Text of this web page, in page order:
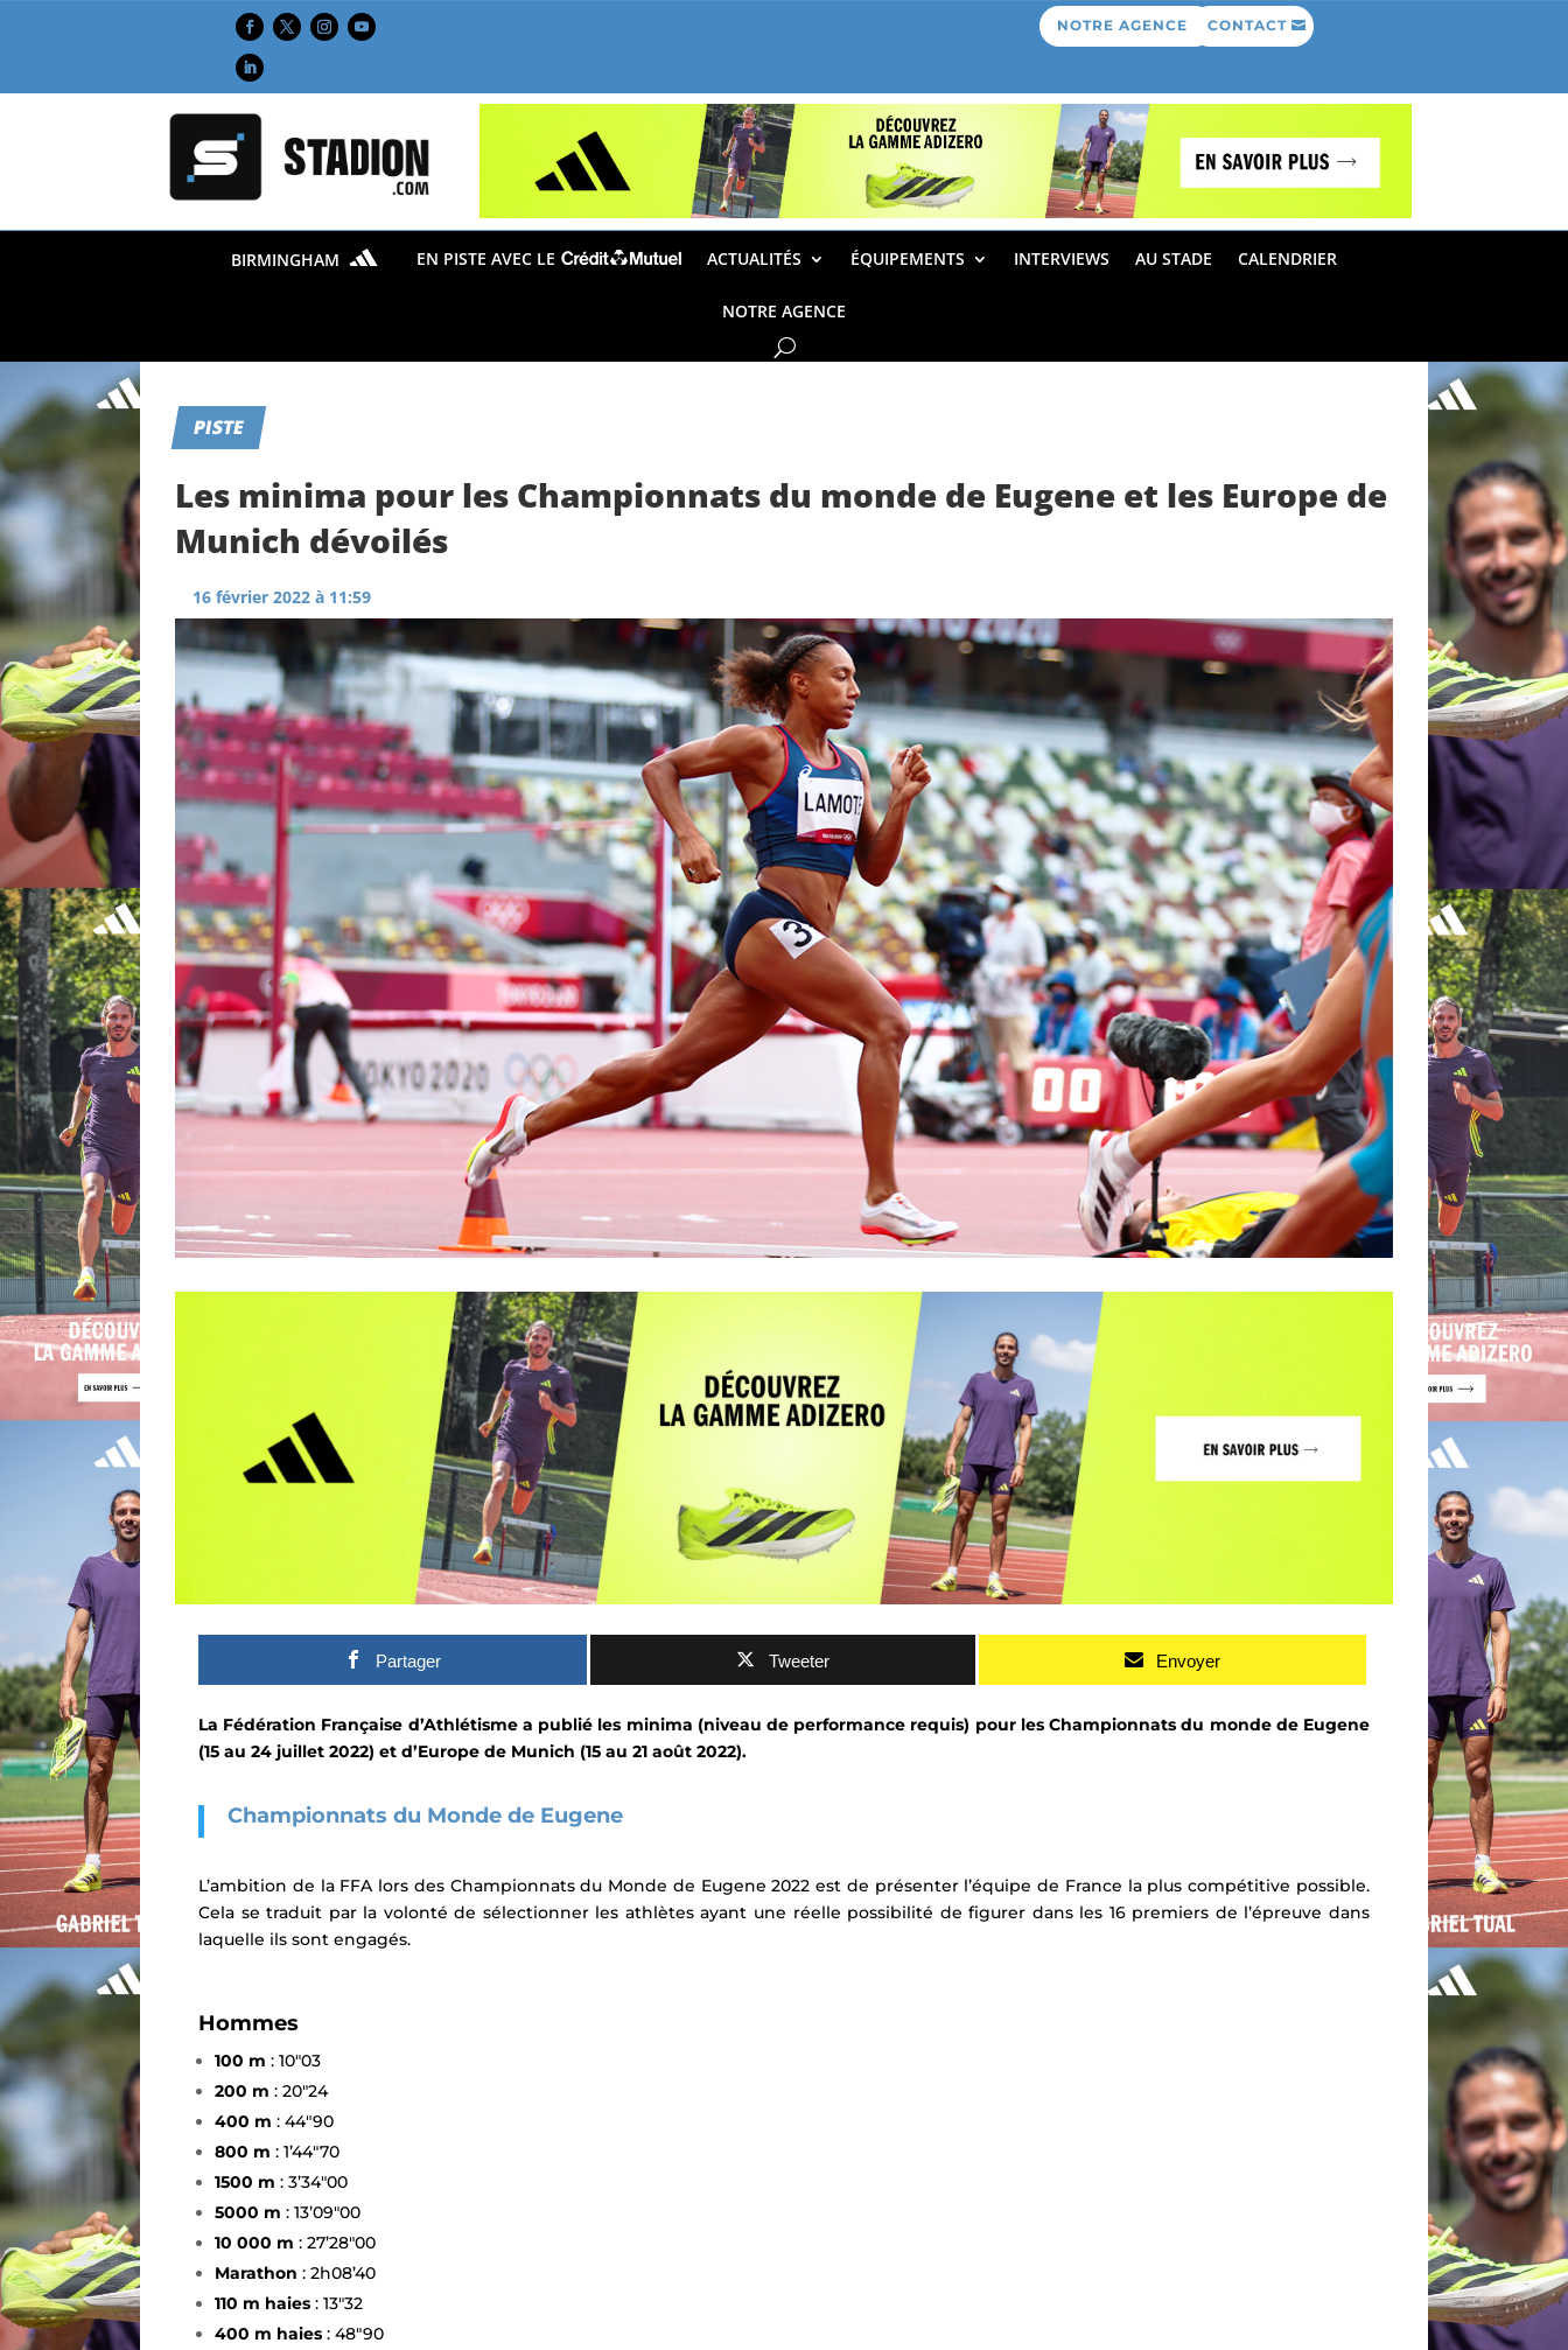
NOTRE AGENCE CONTACT
BIRMINGHAM EN PISTE AVEC LE ACTUALITÉS ÉQUIPEMENTS INTERVIEWS AU STADE CALENDRIER
NOTRE AGENCE
PISTE
Les minima pour les Championnats du monde de Eugene et les Europe de
Munich dévoilés
16 février 2022 à 11:59
Partager Tweeter Envoyer
La Fédération Française d’Athlétismea publié les minima (niveau de performance requis) pour les Championnats du monde de Eugene
(15 au 24 juillet 2022) et d’Europe de Munich (15 au 21 août 2022).
Championnats du Monde de Eugene
L’ambition de la FFA lors des Championnats du Monde de Eugene 2022 est de présenter l’équipe de France la plus compétitive possible.
Cela se traduit par la volonté de sélectionner les athlètes ayant une réelle possibilité de figurer dans les 16 premiers de l’épreuve dans
laquelle ils sont engagés.
Hommes
100 m : 10″03
200 m : 20″24
400 m : 44″90
800 m : 1’44″70
1500 m : 3’34″00
5000 m : 13’09″00
10 000 m : 27’28″00
Marathon : 2h08’40
110 m haies : 13″32
400 m haies : 48″90